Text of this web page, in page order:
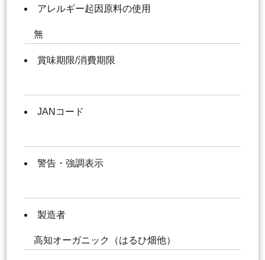
アレルギー起因原料の使用
無
賞味期限/消費期限
JANコード
警告・強調表示
製造者
高知オーガニック（はるひ畑他）